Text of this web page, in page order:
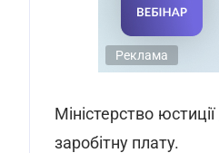
Реклама
Міністерство юстиції
заробітну плату.